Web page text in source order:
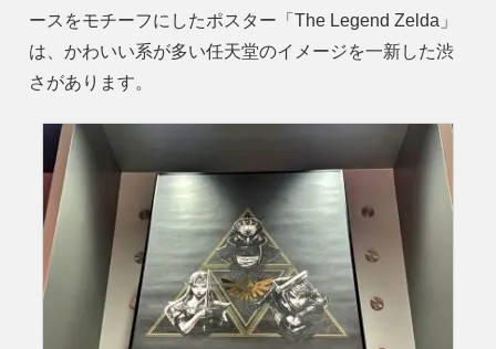
ースをモチーフにしたポスター「The Legend Zelda」
は、かわいい系が多い任天堂のイメージを一新した渋
さがあります。